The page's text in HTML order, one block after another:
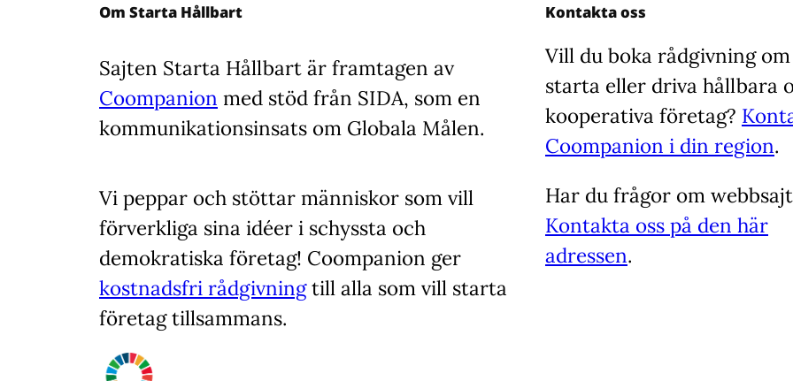
Om Starta Hållbart
Sajten Starta Hållbart är framtagen av
Coompanion med stöd från SIDA, som en
kommunikationsinsats om Globala Målen.
Vi peppar och stöttar människor som vill
förverkliga sina idéer i schyssta och
demokratiska företag! Coompanion ger
kostnadsfri rådgivningtill alla som vill starta
företag tillsammans.
Kontakta oss
Vill du boka rådgivning
starta eller driva hållbara
kooperativa företag?
Coompanion i din region.
Har du frågor om
Kontakta oss på den här
adressen.